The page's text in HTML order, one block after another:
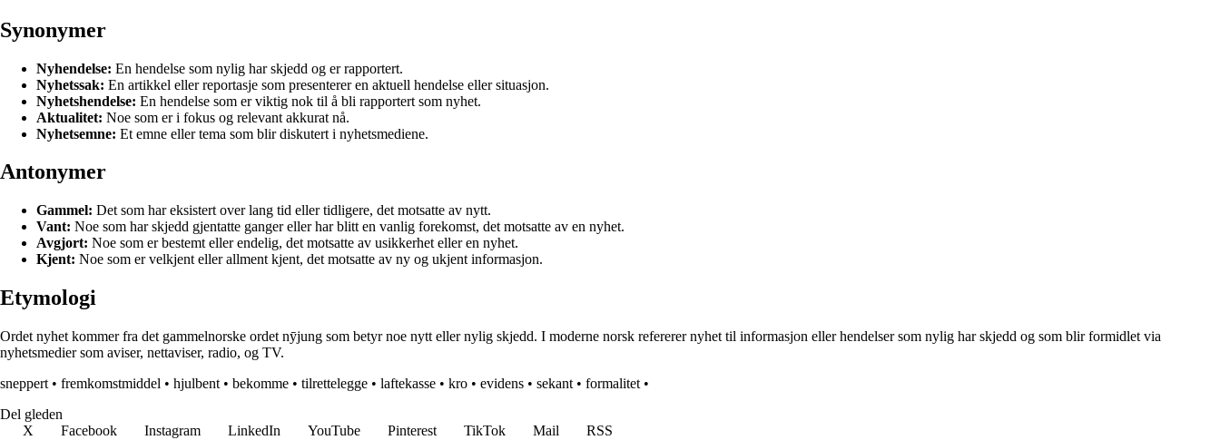
Synonymer
Nyhendelse: En hendelse som nylig har skjedd og er rapportert.
Nyhetssak: En artikkel eller reportasje som presenterer en aktuell hendelse eller situasjon.
Nyhetshendelse: En hendelse som er viktig nok til å bli rapportert som nyhet.
Aktualitet: Noe som er i fokus og relevant akkurat nå.
Nyhetsemne: Et emne eller tema som blir diskutert i nyhetsmediene.
Antonymer
Gammel: Det som har eksistert over lang tid eller tidligere, det motsatte av nytt.
Vant: Noe som har skjedd gjentatte ganger eller har blitt en vanlig forekomst, det motsatte av en nyhet.
Avgjort: Noe som er bestemt eller endelig, det motsatte av usikkerhet eller en nyhet.
Kjent: Noe som er velkjent eller allment kjent, det motsatte av ny og ukjent informasjon.
Etymologi
Ordet nyhet kommer fra det gammelnorske ordet nȳjung som betyr noe nytt eller nylig skjedd. I moderne norsk refererer nyhet til informasjon eller hendelser som nylig har skjedd og som blir formidlet via
nyhetsmedier som aviser, nettaviser, radio, og TV.
sneppert • fremkomstmiddel • hjulbent • bekomme • tilrettelegge • laftekasse • kro • evidens • sekant • formalitet •
Del gleden
X
Facebook Instagram LinkedIn YouTube Pinterest TikTok Mail
RSS